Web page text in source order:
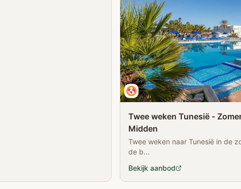
Twee weken Tunesië -
Midden
Twee weken naar Tunesië in de
de b...
Bekijk aanbod